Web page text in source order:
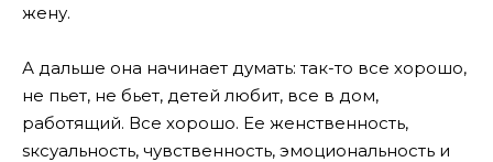
жену.
А дальше она начинает думать: так-то все хорошо,
не пьет, не бьет, детей любит, все в дом,
работящий. Все хорошо. Ее женственность,
sксуальность, чувственность, эмоциональность и